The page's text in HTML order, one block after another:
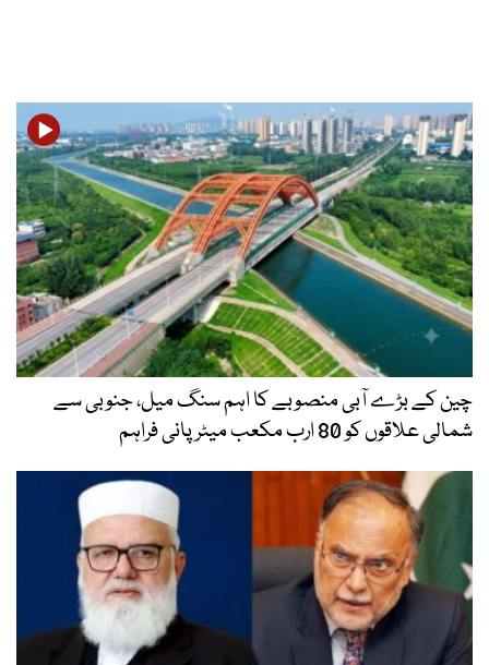
چین کے بڑے آبی منصوبے کا اہم سنگ میل، جنوبی سے
شمالی علاقوں کو 80 ارب مکعب میٹر پانی فراہم